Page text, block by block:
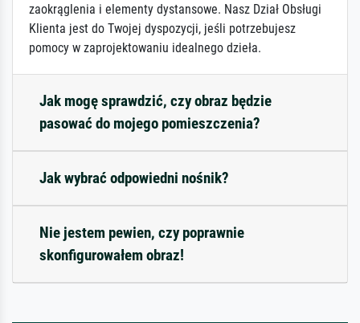
zaokrąglenia i elementy dystansowe. Nasz Dział Obsługi
Klienta jest do Twojej dyspozycji, jeśli potrzebujesz
pomocy w zaprojektowaniu idealnego dzieła.
Jak mogę sprawdzić, czy obraz będzie
pasować do mojego pomieszczenia?
Jak wybrać odpowiedni nośnik?
Nie jestem pewien, czy poprawnie
skonfigurowałem obraz!